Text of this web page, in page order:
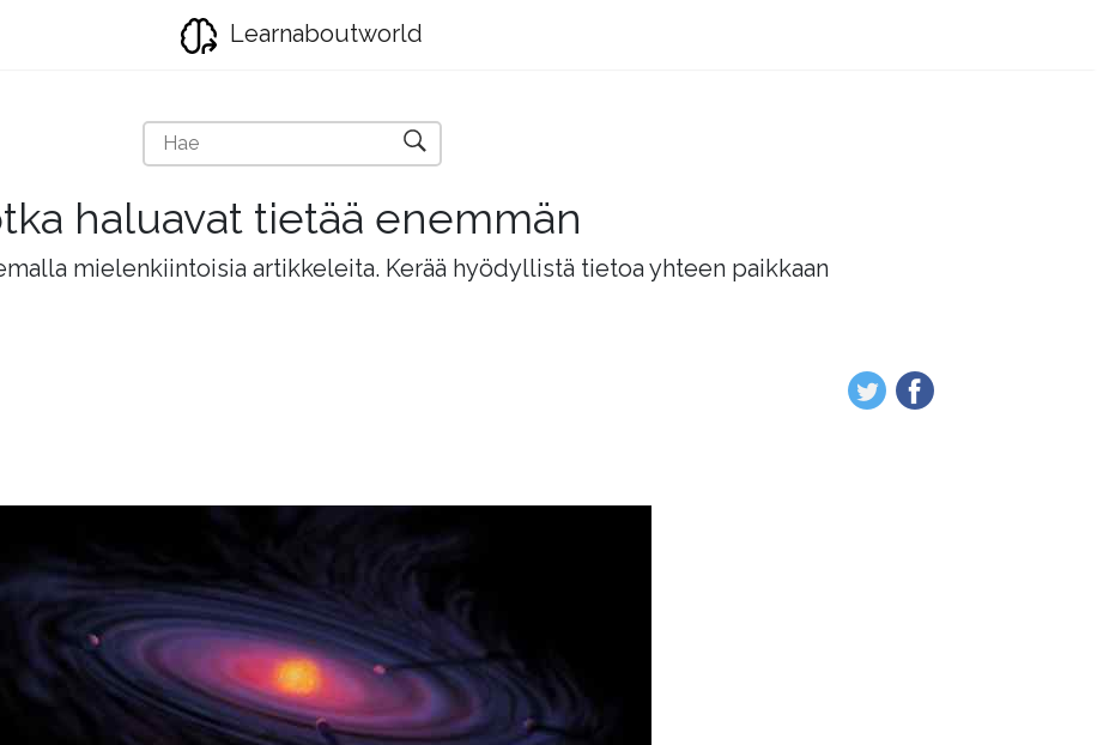
Learnaboutworld
haluavat tietää enemmän
mielenkiintoisia artikkeleita. Kerää hyödyllistä tietoa yhteen paikkaan